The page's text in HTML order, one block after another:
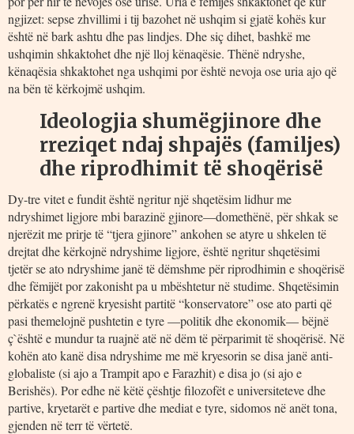
ngjizet: sepse zhvillimi i tij bazohet në ushqim si gjatë kohës kur
është në bark ashtu dhe pas lindjes. Dhe siç dihet, bashkë me
ushqimin shkaktohet dhe një lloj kënaqësie. Thënë ndryshe,
kënaqësia shkaktohet nga ushqimi por është nevoja ose uria ajo që
na bën të kërkojmë ushqim.
Ideologjia shumëgjinore dhe
rreziqet ndaj shpajës (familjes)
dhe riprodhimit të shoqërisë
Dy-tre vitet e fundit është ngritur një shqetësim lidhur me
ndryshimet ligjore mbi barazinë gjinore—domethënë, për shkak se
njerëzit me prirje të “tjera gjinore” ankohen se atyre u shkelen të
drejtat dhe kërkojnë ndryshime ligjore, është ngritur shqetësimi
tjetër se ato ndryshime janë të dëmshme për riprodhimin e shoqërisë
dhe fëmijët por zakonisht pa u mbështetur në studime. Shqetësimin
përkatës e ngrenë kryesisht partitë “konservatore” ose ato parti që
pasi themelojnë pushtetin e tyre —politik dhe ekonomik— bëjnë
ç`është e mundur ta ruajnë atë në dëm të përparimit të shoqërisë. Në
kohën ato kanë disa ndryshime me më kryesorin se disa janë anti-
globaliste (si ajo a Trampit apo e Farazhit) e disa jo (si ajo e
Berishës). Por edhe në këtë çështje filozofët e universiteteve dhe
partive, kryetarët e partive dhe mediat e tyre, sidomos në anët tona,
gjenden në terr të vërtetë.